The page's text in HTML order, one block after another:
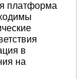
платформа
в
на